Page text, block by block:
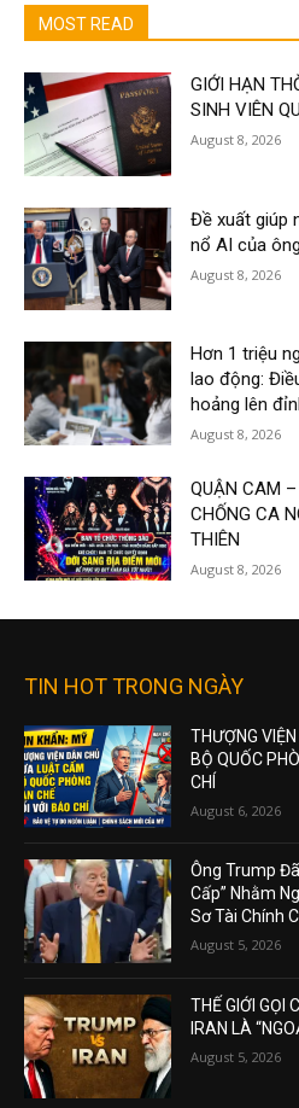
MOST READ
GIỚI HẠN
SINH VIÊN
August 8, 2026
Đề xuất giúp
nổ AI của
August 8, 2026
Hơn 1 triệu
lao động:
hoảng lên
August 8, 2026
QUẬN CAM
CHỐNG CA
THIÊN
August 8, 2026
TIN HOT TRONG NGÀY
THƯỢNG
BỘ QUỐC
CHÍ
August 6, 2026
Ông Trump
Cấp” Nhằm
Sơ Tài Chính
August 5, 2026
THẾ GIỚI GỌI
IRAN LÀ
August 5, 2026